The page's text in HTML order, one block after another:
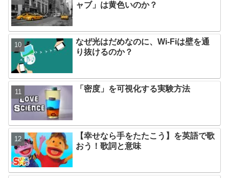
ャブ」は黄色いのか？
なぜ光はだめなのに、Wi-Fiは壁を通
り抜けるのか？
「密度」を可視化する実験方法
【幸せなら手をたたこう】を英語で歌
おう！歌詞と意味